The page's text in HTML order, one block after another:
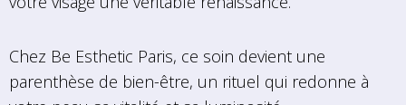
Chez Be Esthetic Paris, ce soin devient une
parenthèse de bien-être, un rituel qui redonne à